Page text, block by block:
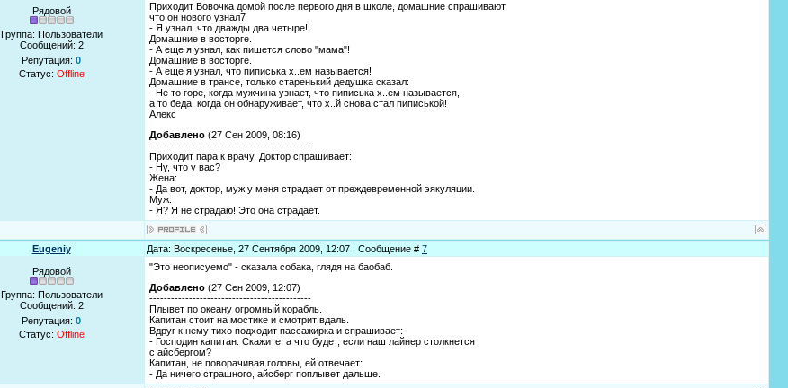
Рядовой
Группа: Пользователи
Сообщений: 2
Репутация: 0
Статус: Offline
Приходит Вовочка домой после первого дня в школе, домашние спрашивают,
что он нового узнал7
- Я узнал, что дважды два четыре!
Домашние в восторге.
- А еще я узнал, как пишется слово "мама"!
Домашние в восторге.
- А еще я узнал, что пиписька х..ем называется!
Домашние в трансе, только старенький дедушка сказал:
- Не то горе, когда мужчина узнает, что пиписька х..ем называется,
а то беда, когда он обнаруживает, что х..й снова стал пиписькой!
Алекс
Добавлено (27 Сен 2009, 08:16)
---------------------------------------------
Приходит пара к врачу. Доктор спрашивает:
- Ну, что у вас?
Жена:
- Да вот, доктор, муж у меня страдает от преждевременной эякуляции.
Муж:
- Я? Я не страдаю! Это она страдает.
Eugeniy Дата: Воскресенье, 27 Сентября 2009, 12:07 | Сообщение # 7
Рядовой
Группа: Пользователи
Сообщений: 2
Репутация: 0
Статус: Offline
"Это неописуемо" - сказала собака, глядя на баобаб.
Добавлено (27 Сен 2009, 12:07)
---------------------------------------------
Плывет по океану огромный корабль.
Капитан стоит на мостике и смотрит вдаль.
Вдруг к нему тихо подходит пассажирка и спрашивает:
- Господин капитан. Скажите, а что будет, если наш лайнер столкнется
с айсбергом?
Капитан, не поворачивая головы, ей отвечает:
- Да ничего страшного, айсберг поплывет дальше.